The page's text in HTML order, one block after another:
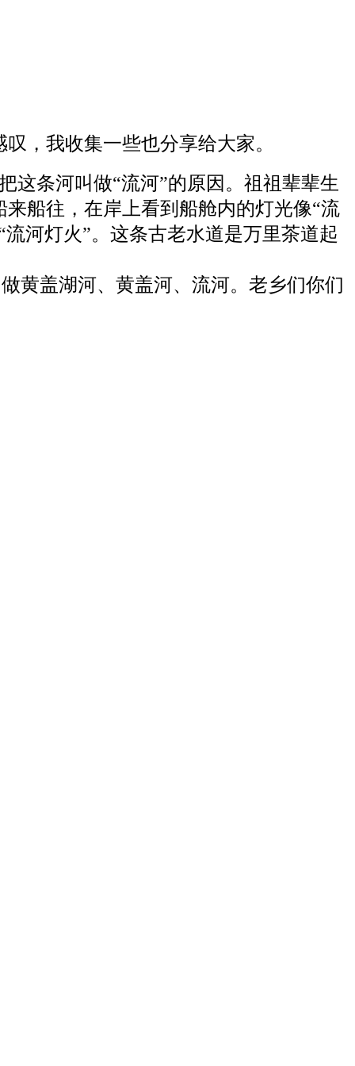
，我收集一些也分享给大家。
条河叫做“流河”的原因。祖祖辈辈生
船往，在岸上看到船舱内的灯光像“流
河灯火”。这条古老水道是万里茶道起
黄盖湖河、黄盖河、流河。老乡们你们